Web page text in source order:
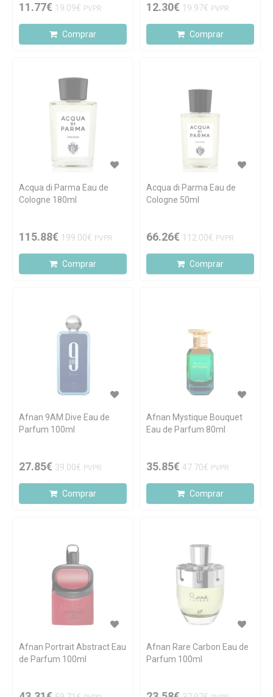
11.77€ 19.09€ PVPR
Comprar
12.30€ 19.97€ PVPR
Comprar
Acqua di Parma Eau de
Cologne 180ml
115.88€ 199.00€ PVPR
Comprar
Acqua di Parma Eau de
Cologne 50ml
66.26€ 112.00€ PVPR
Comprar
Afnan 9AM Dive Eau de
Parfum 100ml
27.85€ 39.00€ PVPR
Comprar
Afnan Mystique Bouquet
Eau de Parfum 80ml
35.85€ 47.70€ PVPR
Comprar
Afnan Portrait Abstract Eau
de Parfum 100ml
Afnan Rare Carbon Eau de
Parfum 100ml